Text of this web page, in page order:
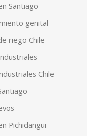
Santiago
genital
riego Chile
Chile
Pichidangui